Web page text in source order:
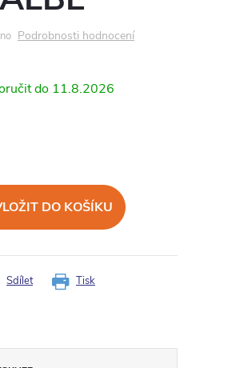
Podrobnosti hodnocení
11.8.2026
DO KOŠÍKU
Tisk
Sdílet